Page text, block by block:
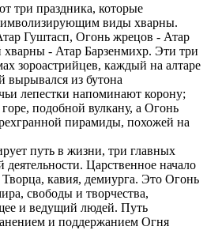
три праздника, которые
виды хварны.
Гуштасп, Огонь жрецов - Атар
- Атар Барзенмихр. Эти три
зороастрийцев, каждый на алтаре
вырывался из бутона
лепестки напоминают корону;
подобной вулкану, а Огонь
пирамиды, похожей на
путь в жизни, три главных
деятельности. Царственное начало
Творца, кавия, демиурга. Это Огонь
свободы и творчества,
и ведущий людей. Путь
и поддержанием Огня